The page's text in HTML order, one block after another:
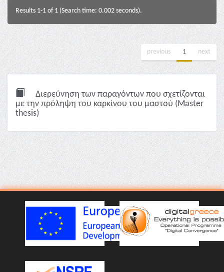
Results 1-1 of 1 (Search time: 0.002 seconds).
previous 1 next
Διερεύνηση των παραγόντων που σχετίζονται
με την πρόληψη του καρκίνου του μαστού (Master
thesis)